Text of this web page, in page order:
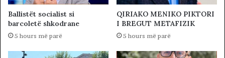
Ballistët socialist si
barcoletë shkodrane
5 hours më parë
QIRIAKO MENIKO PIKTORI
I BREGUT METAFIZIK
5 hours më parë